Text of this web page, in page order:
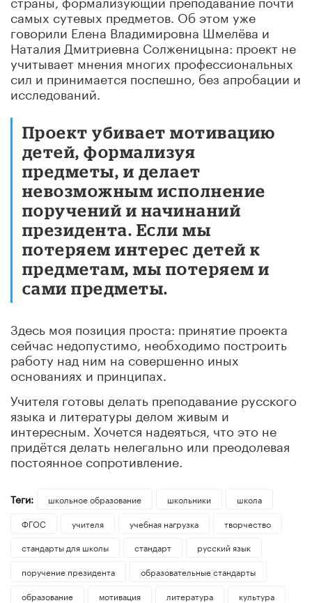
самых сутевых предметов. Об этом уже
говорили Елена Владимировна Шмелёва и
Наталия Дмитриевна Солженицына: проект не
учитывает мнения многих профессиональных
сил и принимается поспешно, без апробации и
исследований.
Проект убивает мотивацию
детей, формализуя
предметы, и делает
невозможным исполнение
поручений и начинаний
президента. Если мы
потеряем интерес детей к
предметам, мы потеряем и
сами предметы.
Здесь моя позиция проста: принятие проекта
сейчас недопустимо, необходимо построить
работу над ним на совершенно иных
основаниях и принципах.
Учителя готовы делать преподавание русского
языка и литературы делом живым и
интересным. Хочется надеяться, что это не
придётся делать нелегально или преодолевая
постоянное сопротивление.
Теги: школьное образование школьники
школа
ФГОС
учителя учебная нагрузка
творчество
стандарты для школы
стандарт
русский язык
поручение президента
образовательные стандарты
образование
мотивация литература
культура